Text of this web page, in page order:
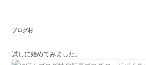
ブログ村
試しに始めてみました。